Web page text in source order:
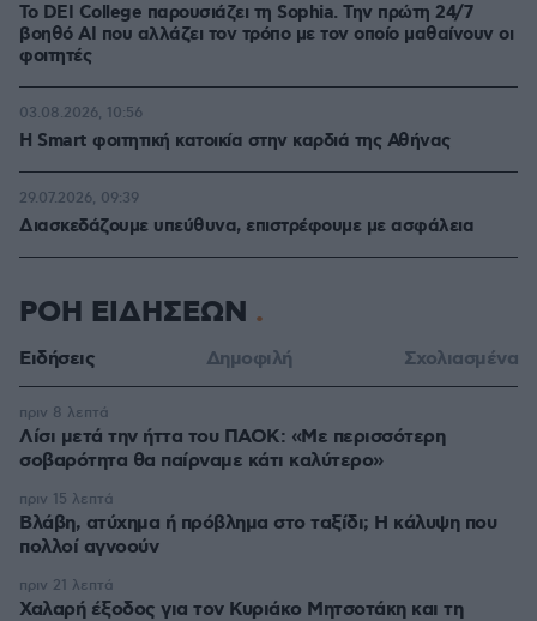
Το DEI College παρουσιάζει τη Sophia. Την πρώτη 24/7
βοηθό AI που αλλάζει τον τρόπο με τον οποίο μαθαίνουν οι
φοιτητές
Η Smart φοιτητική κατοικία στην καρδιά της Αθήνας
03.08.2026, 10:56
Διασκεδάζουμε υπεύθυνα, επιστρέφουμε με ασφάλεια
29.07.2026, 09:39
ΡΟΗ ΕΙΔΗΣΕΩΝ
Ειδήσεις Δημοφιλή Σχολιασμένα
Λίσι μετά την ήττα του ΠΑΟΚ: «Με περισσότερη
σοβαρότητα θα παίρναμε κάτι καλύτερο»
πριν 8 λεπτά
Βλάβη, ατύχημα ή πρόβλημα στο ταξίδι; Η κάλυψη που
πολλοί αγνοούν
πριν 15 λεπτά
Χαλαρή έξοδος για τον Κυριάκο Μητσοτάκη και τη
πριν 21 λεπτά